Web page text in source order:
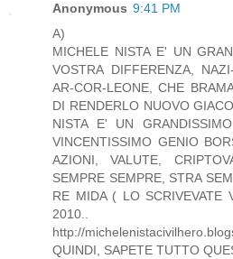
Anonymous 9:41 PM
A)
MICHELE NISTA E' UN
VOSTRA DIFFERENZA,
AR-COR-LEONE, CHE
DI RENDERLO NUOVO
NISTA E' UN
VINCENTISSIMO GENIO
AZIONI, VALUTE,
SEMPRE SEMPRE, STRA
RE MIDA ( LO SCRIVEVATE
2010..
http://
QUINDI, SAPETE TUTTO